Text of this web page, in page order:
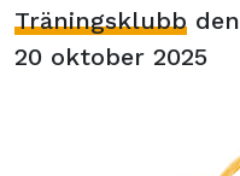
Träningsklubb den
20 oktober 2025